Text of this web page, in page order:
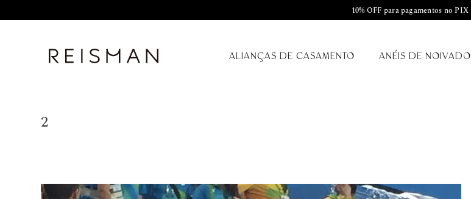
10% OFF para pagamentos no PIX
ALIANÇAS DE CASAMENTO ANÉIS DE NOIVADO
2